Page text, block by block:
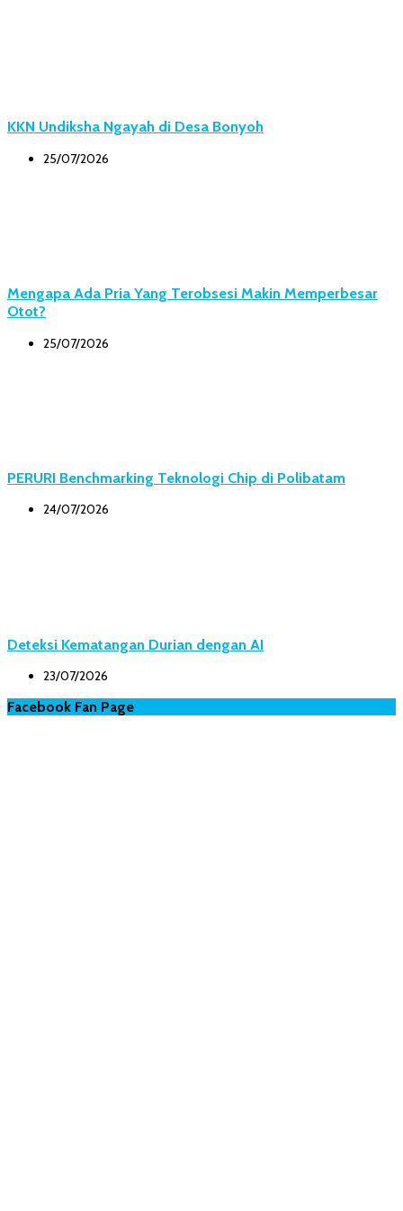
KKN Undiksha Ngayah di Desa Bonyoh
25/07/2026
Mengapa Ada Pria Yang Terobsesi Makin Memperbesar
Otot?
25/07/2026
PERURI Benchmarking Teknologi Chip di Polibatam
24/07/2026
Deteksi Kematangan Durian dengan AI
23/07/2026
Facebook Fan Page